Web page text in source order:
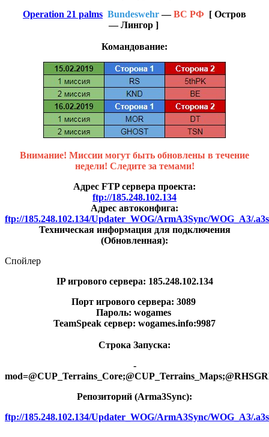
Operation 21 palms Bundeswehr—ВС РФ [ Остров
— Лингор ]
Командование:
Внимание! Миссии могут быть обновлены в течение
недели! Следите за темами!
Адрес FTP сервера проекта:
ftp://185.248.102.134
Адрес автоконфига:
ftp://185.248.102.134/Updater_WOG/ArmA3Sync/WOG_A3/
Техническая информация для подключения
(Обновленная):
Спойлер
IP игрового сервера: 185.248.102.134
Порт игрового сервера: 3089
Пароль: wogames
TeamSpeak сервер: wogames.info:9987
Строка Запуска:
-
Репозиторий (Arma3Synс):
ftp://185.248.102.134/Updater_WOG/ArmA3Sync/WOG_A3/